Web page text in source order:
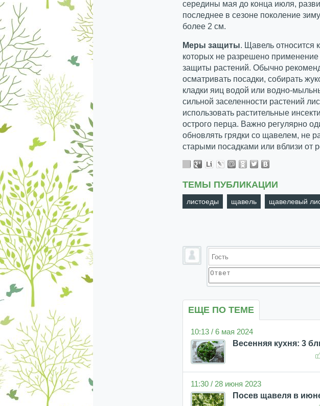
середины мая до конца июля,
последнее в сезоне поколение
более 2 см.
Меры защиты. Щавель относится
которых не разрешено применение
защиты растений. Обычно
осматривать посадки, собирать
кладки яиц водой или водно-
сильной заселенности растений
использовать растительные
острого перца. Важно регулярно
обновлять грядки со щавелем, не
старыми посадками или вблизи от
ТЕМЫ ПУБЛИКАЦИИ
листоеды щавель щавелевый
ЕЩЕ ПО ТЕМЕ
10:13 / 6 мая 2024
Весенняя кухня: 3
11:30 / 28 июня 2023
Посев щавеля в